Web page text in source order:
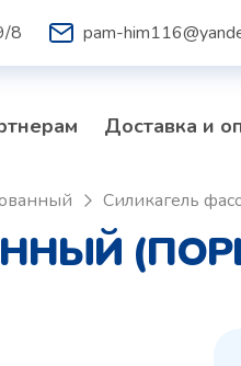
8 pam-
Доставка и
Силикагель